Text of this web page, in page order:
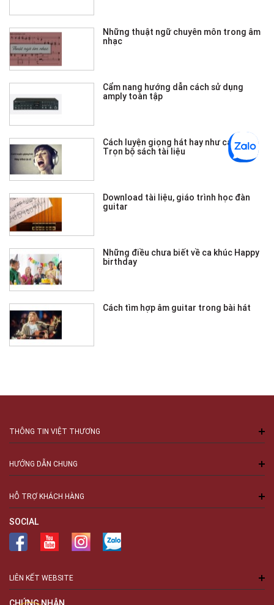
Những thuật ngữ chuyên môn trong âm
nhạc
Cẩm nang hướng dẫn cách sử dụng
amply toàn tập
Cách luyện giọng hát hay như ca sĩ -
Trọn bộ sách tài liệu
Download tài liệu, giáo trình học đàn
guitar
Những điều chưa biết về ca khúc Happy
birthday
Cách tìm hợp âm guitar trong bài hát
THÔNG TIN VIỆT THƯƠNG
HƯỚNG DẪN CHUNG
HỖ TRỢ KHÁCH HÀNG
SOCIAL
LIÊN KẾT WEBSITE